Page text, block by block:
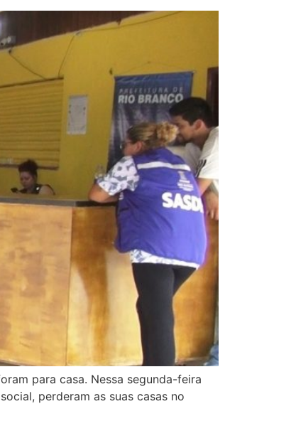
para casa. Nessa segunda-feira
perderam as suas casas no